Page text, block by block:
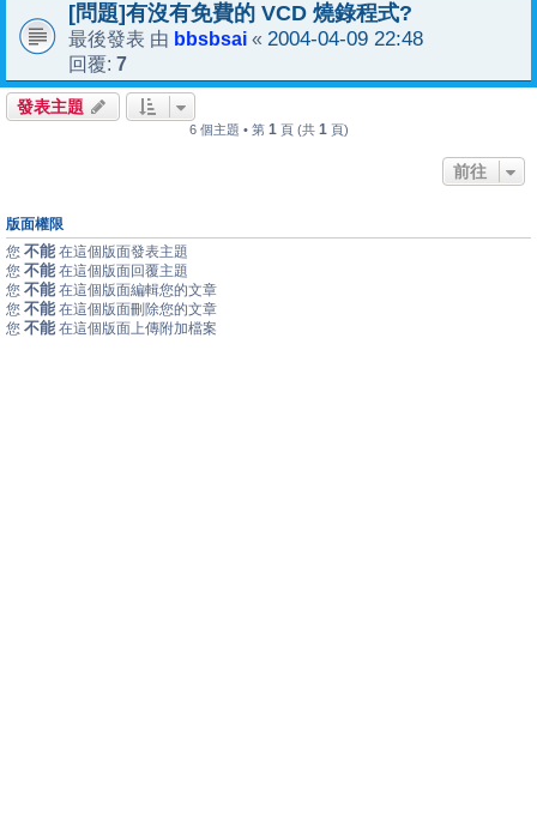
[問題]有沒有免費的 VCD 燒錄程式?
最後發表 由 bbsbsai « 2004-04-09 22:48
回覆: 7
發表主題
6 個主題 • 第 1 頁 (共 1 頁)
前往
版面權限
您 不能 在這個版面發表主題
您 不能 在這個版面回覆主題
您 不能 在這個版面編輯您的文章
您 不能 在這個版面刪除您的文章
您 不能 在這個版面上傳附加檔案